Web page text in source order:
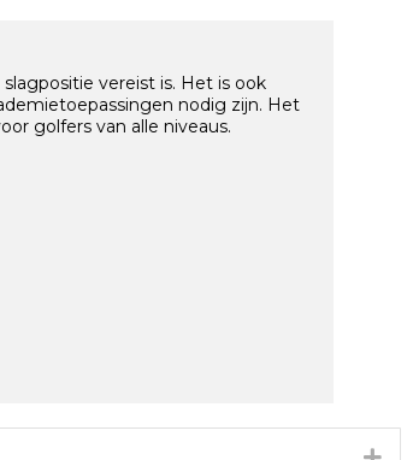
vereist is. Het is ook
nodig zijn. Het
golfers van alle niveaus.